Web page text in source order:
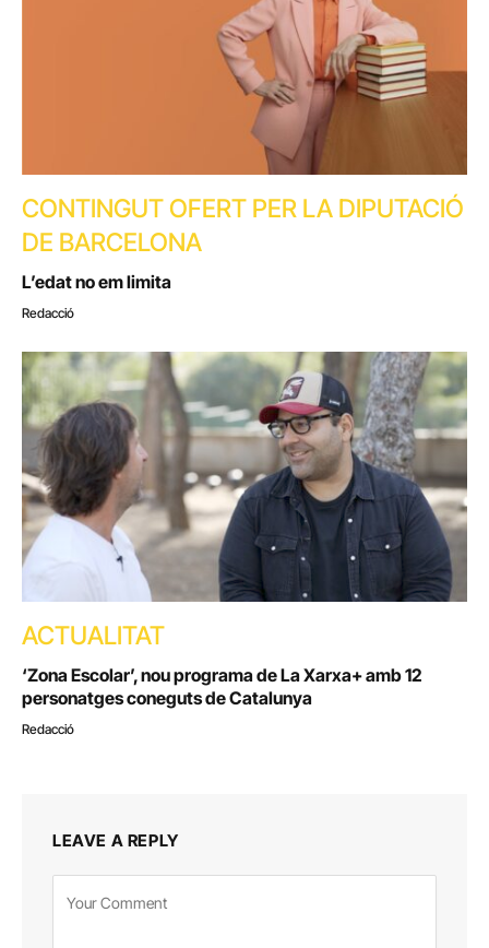
CONTINGUT OFERT PER LA DIPUTACIÓ
DE BARCELONA
L’edat no em limita
Redacció
ACTUALITAT
‘Zona Escolar’, nou programa de La Xarxa+ amb 12
personatges coneguts de Catalunya
Redacció
LEAVE A REPLY